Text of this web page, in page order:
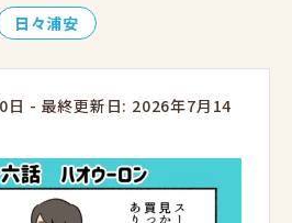
日々浦安
日 - 最終更新日: 2026年7月14